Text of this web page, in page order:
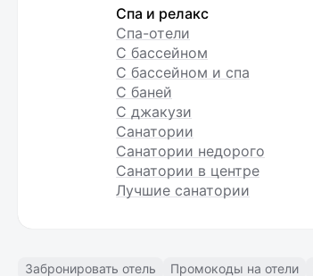
Спа и релакс
Спа-отели
С бассейном
С бассейном и спа
С баней
С джакузи
Санатории
Санатории недорого
Санатории в центре
Лучшие санатории
Забронировать отель Промокоды на отели